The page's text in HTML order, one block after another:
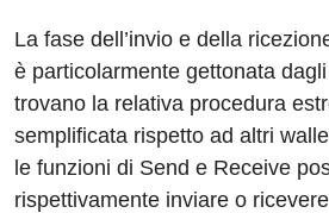
La fase dell’invio e della
è particolarmente gettonata
trovano la relativa procedura
semplificata rispetto ad altri
le funzioni di Send e Receive
rispettivamente inviare o